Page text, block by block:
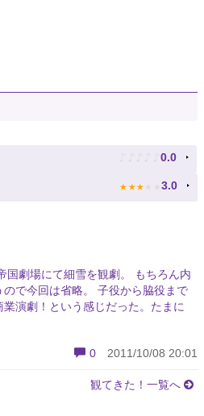
♪ ♪ ♪ ♪ ♪ 0.0
★ ★ ★ ★ ★ 3.0
国劇場にて細雪を観劇。 もちろん内
で今回は省略。 子役から脇役まで
演劇！という感じ​だった。たまに
0 2011/10/08 20:01
観てきた！一覧へ